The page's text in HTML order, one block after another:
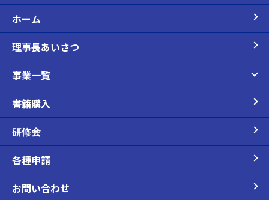
ホーム
理事長あいさつ
事業一覧
書籍購入
研修会
各種申請
お問い合わせ